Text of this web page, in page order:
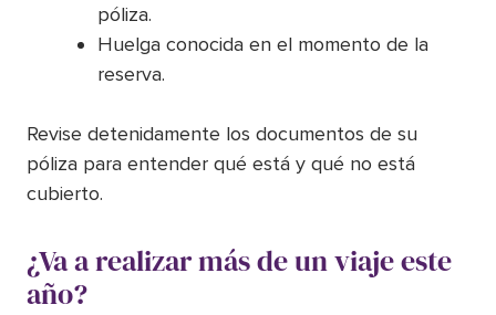
póliza.
Huelga conocida en el momento de la
reserva.
Revise detenidamente los documentos de su
póliza para entender qué está y qué no está
cubierto.
¿Va a realizar más de un viaje este
año?